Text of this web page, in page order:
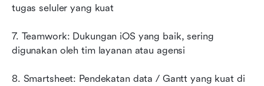
tugas seluler yang kuat
7. Teamwork: Dukungan iOS yang baik, sering
digunakan oleh tim layanan atau agensi
8. Smartsheet: Pendekatan data / Gantt yang kuat di